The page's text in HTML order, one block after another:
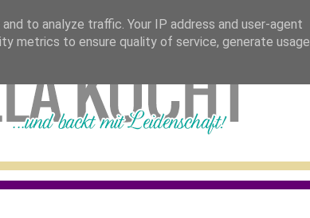
to analyze traffic. Your IP address and user-agent
metrics to ensure quality of service, generate usage